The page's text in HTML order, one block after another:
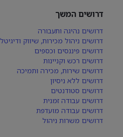
דרושים המשך
דרושים נהיגה ותעבורה
דרושים ניהול מכירות, שיווק ודיגיטל
דרושים פיננסים וכספים
דרושים רכש וקניינות
דרושים שירות, מכירה ותמיכה
דרושים ללא ניסיון
דרושים סטודנטים
דרושים עבודה זמנית
דרושים עבודה מועדפת
דרושים משרות ניהול